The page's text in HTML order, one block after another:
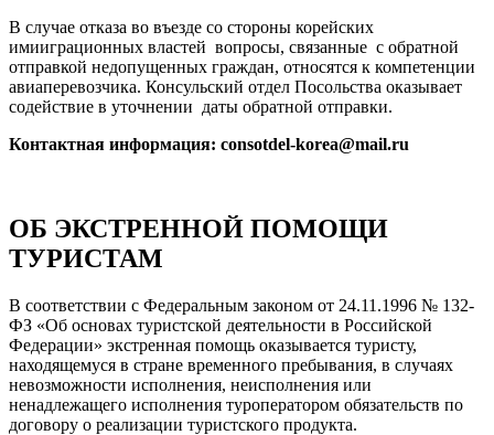
В случае отказа во въезде со стороны корейских
имииграционных властей вопросы, связанные с обратной
отправкой недопущенных граждан, относятся к компетенции
авиаперевозчика. Консульский отдел Посольства оказывает
содействие в уточнении даты обратной отправки.
Контактная информация: consotdel-korea@mail.ru
ОБ ЭКСТРЕННОЙ ПОМОЩИ
ТУРИСТАМ
В соответствии с Федеральным законом от 24.11.1996 № 132-
ФЗ «Об основах туристской деятельности в Российской
Федерации» экстренная помощь оказывается туристу,
находящемуся в стране временного пребывания, в случаях
невозможности исполнения, неисполнения или
ненадлежащего исполнения туроператором обязательств по
договору о реализации туристского продукта.